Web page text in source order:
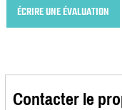
ÉCRIRE UNE ÉVALUATION
Contacter le